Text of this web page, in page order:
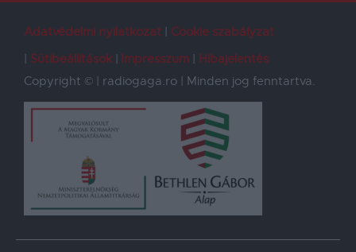
Adatvédelmi nyilatkozat
Cookie szabályzat
Sütibeállítások
Impresszum
Hibajelentés
Copyright © | radiogaga.ro | Minden jog fenntartva.